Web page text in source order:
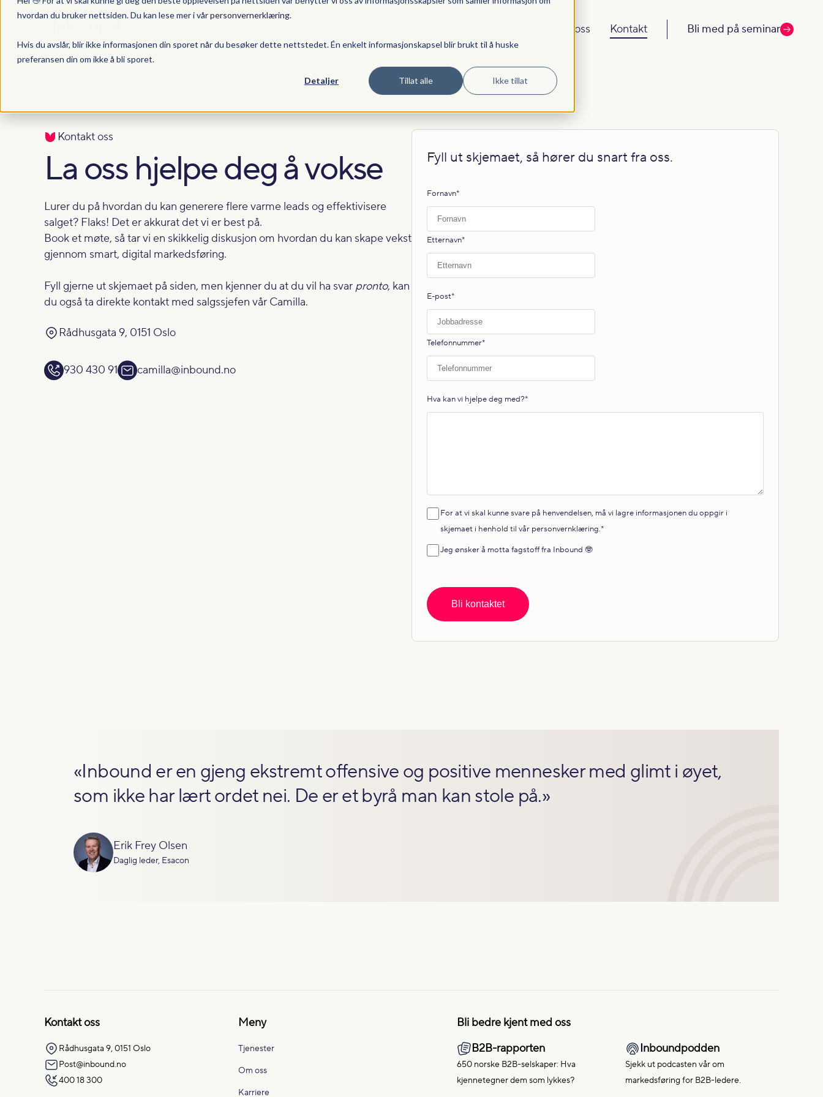
hvordan du bruker nettsiden. Du kan lese mer i vårpersonvernerklæring.
Hvis du avslår, blir ikke informasjonen din sporet når du besøker dette nettstedet. Én enkelt informasjonskapsel blir brukt til å huske
preferansen din om ikke å bli sporet.
Detaljer Tillat alle Ikke tillat
Om oss Kontakt Bli med på seminar
Kontakt oss
La oss hjelpe deg å vokse
Lurer du på hvordan du kan generere flere varme leads og effektivisere
salget? Flaks! Det er akkurat det vi er best på.
Book et møte, så tar vi en skikkelig diskusjon om hvordan du kan skape vekst
gjennom smart, digital markedsføring.
Fyll gjerne ut skjemaet på siden, men kjenner du at du vil ha svar pronto, kan
du også ta direkte kontakt med salgssjefen vår Camilla.
Rådhusgata 9, 0151 Oslo
930 430 91 camilla@inbound.no
Fyll ut skjemaet, så hører du snart fra oss.
Fornavn*
Etternavn*
E-post*
Telefonnummer*
Hva kan vi hjelpe deg med?*
For at vi skal kunne svare på henvendelsen, må vi lagre informasjonen du oppgir i
skjemaet i henhold til vår personvernklæring.*
Jeg ønsker å motta fagstoff fra Inbound 🤓
«Inbound er en gjeng ekstremt offensive og positive mennesker med glimt i øyet,
som ikke har lært ordet nei. De er et byrå man kan stole på.»
Erik Frey Olsen
Daglig leder, Esacon
Kontakt oss
Rådhusgata 9, 0151 Oslo
Post@inbound.no
400 18 300
Meny
Tjenester
Om oss
Karriere
Bli bedre kjent med oss
B2B-rapporten
650 norske B2B-selskaper: Hva
kjennetegner dem som lykkes?
Inboundpodden
Sjekk ut podcasten vår om
markedsføring for B2B-ledere.